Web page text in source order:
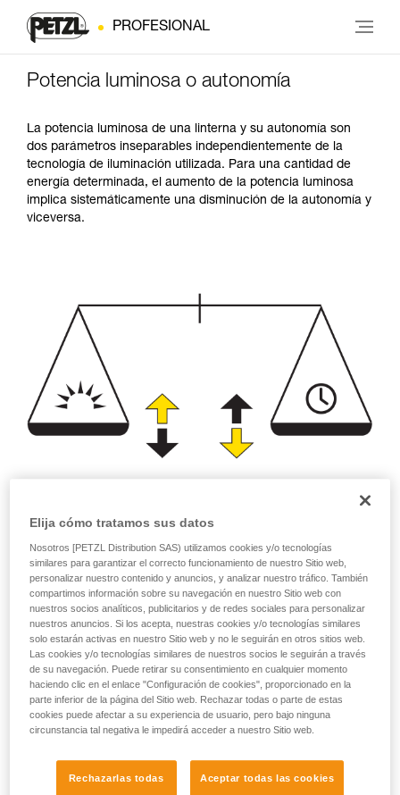
PROFESIONAL
Potencia luminosa o autonomía
La potencia luminosa de una linterna y su autonomía son
dos parámetros inseparables independientemente de la
tecnología de iluminación utilizada. Para una cantidad de
energía determinada, el aumento de la potencia luminosa
implica sistemáticamente una disminución de la autonomía y
viceversa.
o
Priorizar la potencia
de iluminación en
detrimento de la
autonomía
Priorizar la
autonomía en
detrimento de la
potencia de
iluminación
En el caso de una linterna frontal compacta, que siempre se
Elija cómo tratamos sus datos
Nosotros [PETZL Distribution SAS) utilizamos cookies y/o tecnologías
similares para garantizar el correcto funcionamiento de nuestro Sitio web,
personalizar nuestro contenido y anuncios, y analizar nuestro tráfico. También
compartimos información sobre su navegación en nuestro Sitio web con
nuestros socios analíticos, publicitarios y de redes sociales para personalizar
nuestros anuncios. Si los acepta, nuestras cookies y/o tecnologías similares
solo estarán activas en nuestro Sitio web y no le seguirán en otros sitios web.
Las cookies y/o tecnologías similares de nuestros socios le seguirán a través
de su navegación. Puede retirar su consentimiento en cualquier momento
haciendo clic en el enlace "Configuración de cookies", proporcionado en la
parte inferior de la página del Sitio web. Rechazar todas o parte de estas
cookies puede afectar a su experiencia de usuario, pero bajo ninguna
circunstancia tal negativa le impedirá acceder a nuestro Sitio web.
Rechazarlas todas Aceptar todas las cookies